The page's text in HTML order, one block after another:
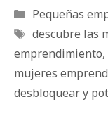
Categorías
Pequeñas
Etiquetas
descubre las
emprendimiento,
mujeres
desbloquear y